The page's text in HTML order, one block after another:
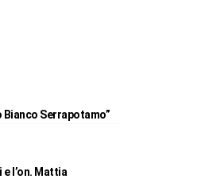
Serrapotamo”
l’on. Mattia